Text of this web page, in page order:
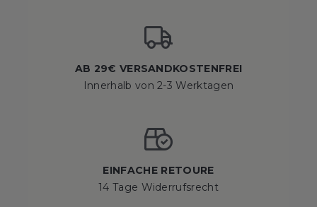
AB 29€ VERSANDKOSTENFREI
Innerhalb von 2-3 Werktagen
EINFACHE RETOURE
14 Tage Widerrufsrecht